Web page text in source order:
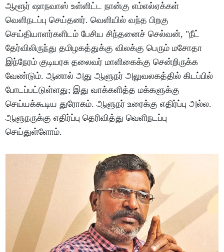
ஆளூர் ஷாநவாஸ் உள்ளிட்ட நான்கு எம்எல்ஏக்கள்
வெளிநடப்பு செய்தனர். வெளியில் வந்த பிறகு
செய்தியாளர்களிடம் பேசிய சிந்தனைச் செல்வன், "நீட்
தேர்விலிருந்து தமிழகத்துக்கு விலக்கு பெரும் மசோதா
இந்நேரம் குடியரசு தலைவர் மாளிகைக்கு சென்றிருக்க
வேண்டும். ஆனால் அது ஆளுநர் அலுவலகத்தில் கிடப்பில்
போடப்பட்டுள்ளது; இது வாக்களித்த மக்களுக்கு
செய்யக்கூடிய துரோகம். ஆளுநர் உரைக்கு எதிர்ப்பு அல்ல.
ஆளுநருக்கு எதிர்ப்பு தெரிவித்து வெளிநடப்பு
செய்துள்ளோம்.